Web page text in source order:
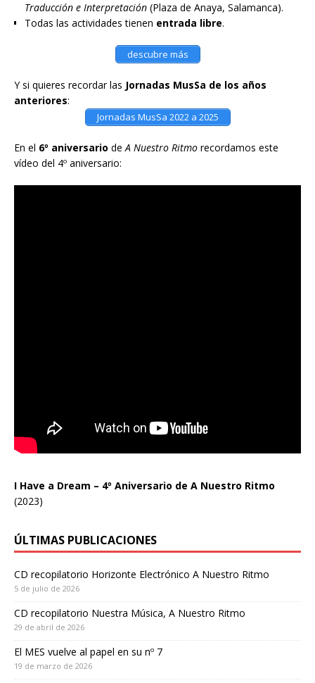
Traducción e Interpretación (Plaza de Anaya, Salamanca).
Todas las actividades tienen entrada libre.
descubre más
Y si quieres recordar las Jornadas MusSa de los años
anteriores:
Jornadas MusSa 2022 a 2025
En el 6º aniversario deA Nuestro Ritmo recordamos este
vídeo del 4º aniversario:
I Have a Dream – 4º Aniversario de A Nuestro Ritmo
(2023)
ÚLTIMAS PUBLICACIONES
CD recopilatorio Horizonte Electrónico A Nuestro Ritmo
5 de julio de 2026
CD recopilatorio Nuestra Música, A Nuestro Ritmo
29 de abril de 2026
El MES vuelve al papel en su nº 7
19 de marzo de 2026